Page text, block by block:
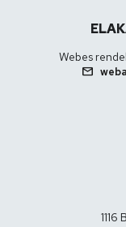
Webes
mail